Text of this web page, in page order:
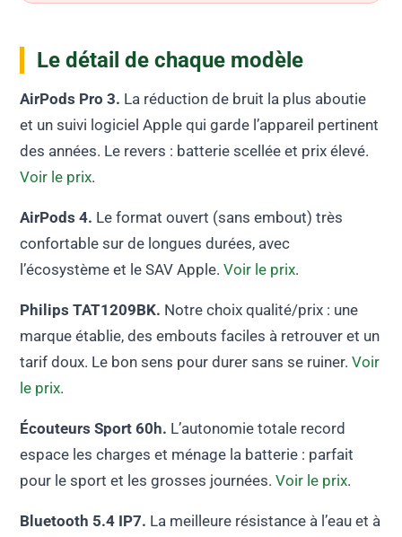
Le détail de chaque modèle
AirPods Pro 3. La réduction de bruit la plus aboutie
et un suivi logiciel Apple qui garde l’appareil pertinent
des années. Le revers : batterie scellée et prix élevé.
Voir le prix.
AirPods 4. Le format ouvert (sans embout) très
confortable sur de longues durées, avec
l’écosystème et le SAV Apple.Voir le prix.
Philips TAT1209BK. Notre choix qualité/prix : une
marque établie, des embouts faciles à retrouver et un
tarif doux. Le bon sens pour durer sans se ruiner.Voir
le prix.
Écouteurs Sport 60h. L’autonomie totale record
espace les charges et ménage la batterie : parfait
pour le sport et les grosses journées.Voir le prix.
Bluetooth 5.4 IP7. La meilleure résistance à l’eau et à